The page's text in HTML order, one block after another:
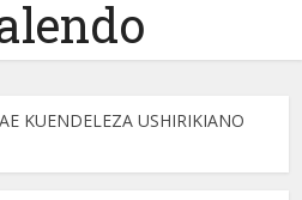
KUENDELEZA USHIRIKIANO